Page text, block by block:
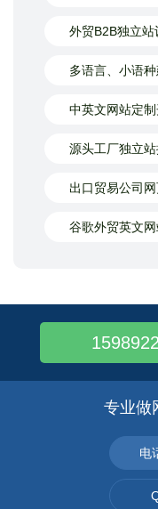
外贸B2B独立站
多语言、小语
中英文网站定
源头工厂独立
出口贸易公司
谷歌外贸英文
专业做
电